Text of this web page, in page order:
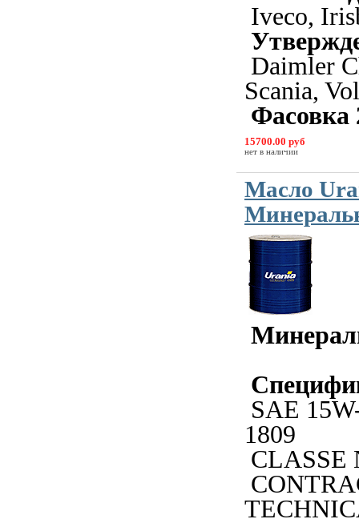
Iveco,
Daimler
Scania,
Фасовка
15700.00 руб
нет в наличии
Масло
SAE
1809
CLASSE